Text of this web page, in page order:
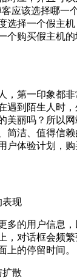
应该选择哪一
选择一个假主
个购买假主机
，第一印象都
遇到陌生人时
美丽吗？所以
简洁、值得信
户体验计划，
表现
多的用户信息
，对话框会频繁
上的停留时间。
扩散